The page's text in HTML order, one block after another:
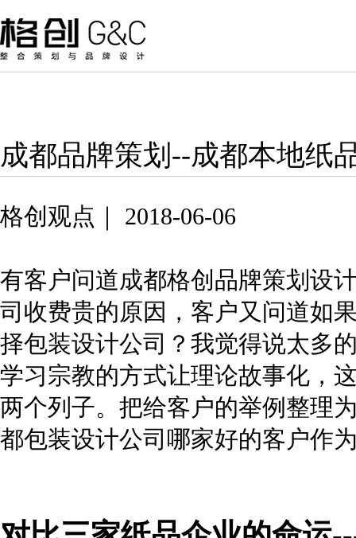
成都品牌策划--成都本地纸
格创观点｜ 2018-06-06
有客户问道成都格创品牌策划设
司收费贵的原因，客户又问道如
择包装设计公司？我觉得说太多
学习宗教的方式让理论故事化，
两个列子。把给客户的举例整理
都包装设计公司哪家好的客户作